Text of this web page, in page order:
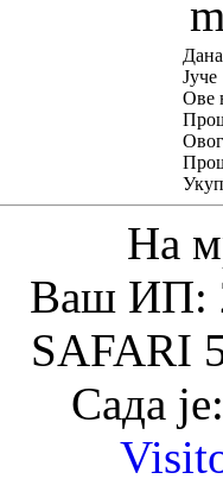
Јуче
Ове
На
Ваш ИП:
SAFARI
Сада